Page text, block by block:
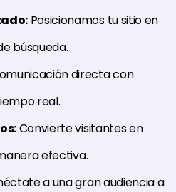
Posicionamos tu sitio en
búsqueda.
directa con
real.
Convierte visitantes en
efectiva.
a una gran audiencia a